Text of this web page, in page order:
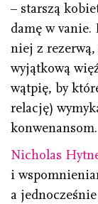
– starszą
damę w vanie.
niej z rezerwą,
wyjątkową
wątpię, by
relację)
konwenansom.
Nicholas
i
a